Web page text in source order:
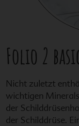
Folio 2
Nicht zuletzt
wichtigen
der
der Schilddrüse.